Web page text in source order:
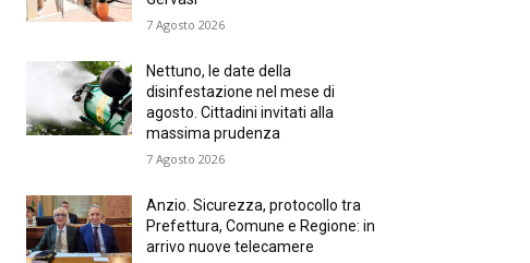
7 Agosto 2026
Nettuno, le date della
disinfestazione nel mese di
agosto. Cittadini invitati alla
massima prudenza
7 Agosto 2026
Anzio. Sicurezza, protocollo tra
Prefettura, Comune e Regione: in
arrivo nuove telecamere